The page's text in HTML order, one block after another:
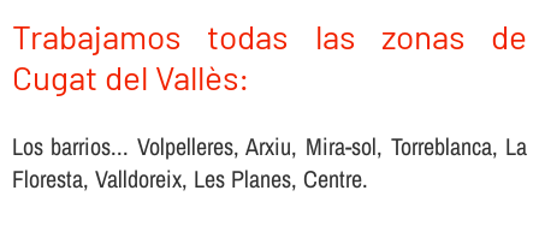
Trabajamos todas las zonas de
Cugat del Vallès:
Los barrios... Volpelleres, Arxiu, Mira-sol, Torreblanca, La
Floresta, Valldoreix, Les Planes, Centre.